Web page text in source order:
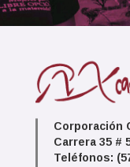
Corporación
Carrera 35 #
Teléfonos: